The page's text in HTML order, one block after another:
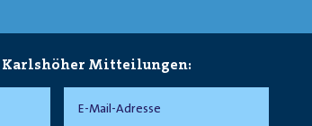
Karlshöher Mitteilungen: